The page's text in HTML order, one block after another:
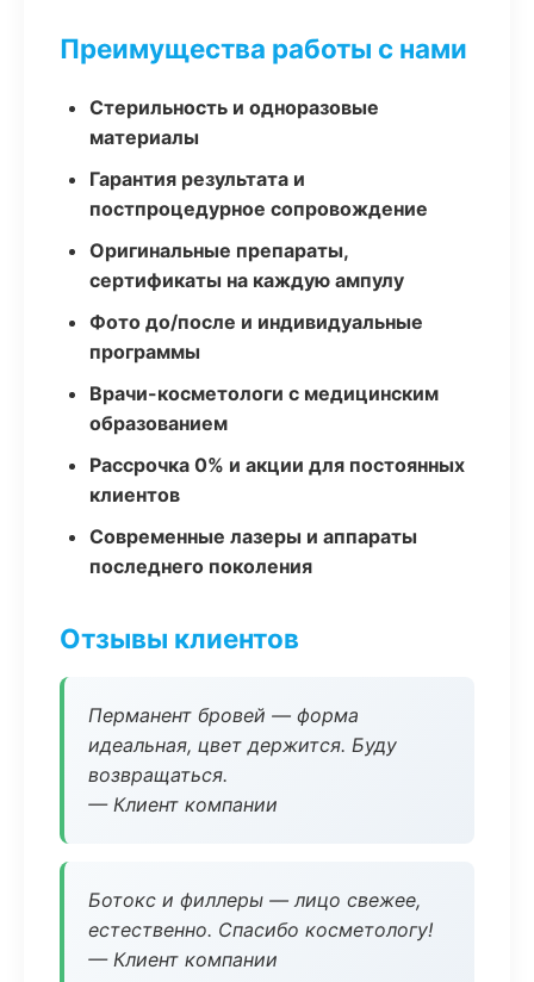
Преимущества работы с нами
Стерильность и одноразовые
материалы
Гарантия результата и
постпроцедурное сопровождение
Оригинальные препараты,
сертификаты на каждую ампулу
Фото до/после и индивидуальные
программы
Врачи-косметологи с медицинским
образованием
Рассрочка 0% и акции для постоянных
клиентов
Современные лазеры и аппараты
последнего поколения
Отзывы клиентов
Перманент бровей — форма
идеальная, цвет держится. Буду
возвращаться.
— Клиент компании
Ботокс и филлеры — лицо свежее,
естественно. Спасибо косметологу!
— Клиент компании